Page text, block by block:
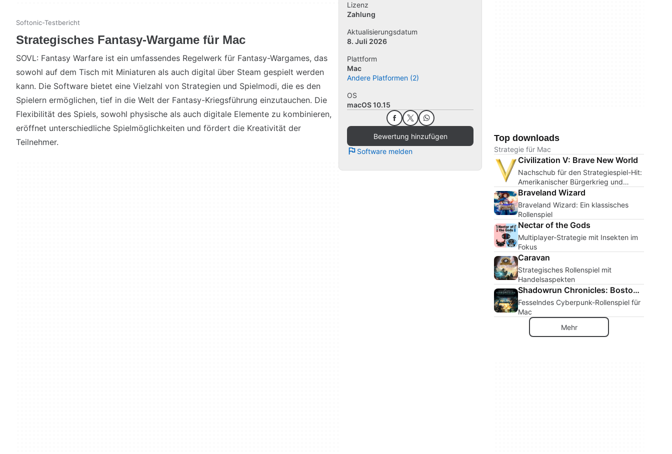
Softonic-Testbericht
Strategisches Fantasy-Wargame für Mac
SOVL: Fantasy Warfare ist ein umfassendes Regelwerk für Fantasy-Wargames, das
sowohl auf dem Tisch mit Miniaturen als auch digital über Steam gespielt werden
kann. Die Software bietet eine Vielzahl von Strategien und Spielmodi, die es den
Spielern ermöglichen, tief in die Welt der Fantasy-Kriegsführung einzutauchen. Die
Flexibilität des Spiels, sowohl physische als auch digitale Elemente zu kombinieren,
eröffnet unterschiedliche Spielmöglichkeiten und fördert die Kreativität der
Teilnehmer.
Lizenz
Zahlung
Aktualisierungsdatum
8. Juli 2026
Plattform
Mac
Andere Platformen (2)
OS
macOS 10.15
Bewertung hinzufügen
Software melden
Top downloads
Strategie für Mac
Civilization V: Brave New World
Nachschub für den Strategiespiel-Hit:
Amerikanischer Bürgerkrieg und
Kampf um Afrika
Braveland Wizard
Braveland Wizard: Ein klassisches
Rollenspiel
Nectar of the Gods
Multiplayer-Strategie mit Insekten im
Fokus
Caravan
Strategisches Rollenspiel mit
Handelsaspekten
Shadowrun Chronicles: Boston Lockdown
Fesselndes Cyberpunk-Rollenspiel für
Mac
Mehr